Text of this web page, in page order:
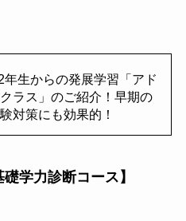
年生からの発展学習「アド
ラス」のご紹介！早期の
対策にも効果的！
学力診断コース】